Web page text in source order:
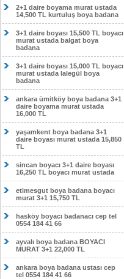
2+1 daire boyama murat ustada
14,500 TL kurtuluş boya badana
3+1 daire boyası 15,500 TL boyacı
murat ustada balgat boya
badana
3+1 daire boyası 15,000 TL boyacı
murat ustada lalegül boya
badana
ankara ümitköy boya badana 3+1
daire boyama murat ustada
16,000 TL
yaşamkent boya badana 3+1
daire boyası murat ustada 15,850
TL
sincan boyacı 3+1 daire boyası
16,250 TL boyacı murat ustada
etimesgut boya badana boyacı
murat 3+1 15,750 TL
hasköy boyacı badanacı cep tel
0554 184 41 66
ayvalı boya badana BOYACI
MURAT 3+1 22,000 TL
ankara boya badana ustası cep
tel 0554 184 41 66